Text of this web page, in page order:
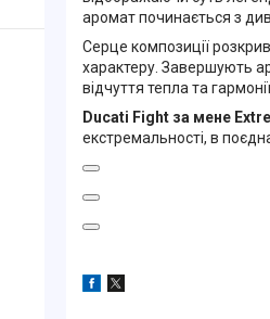
аромат починається з
Серце композиції
характеру. Завершують
відчуття тепла та гармонії.
Ducati Fight за мене
екстремальності, в